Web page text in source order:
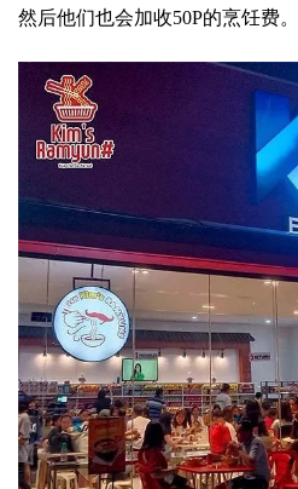
然后他们也会加收50P的烹饪费。